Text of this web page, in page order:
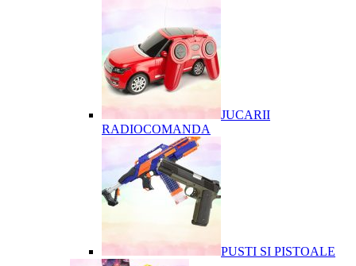
JUCARII
RADIOCOMANDA
PUSTI SI PISTOALE